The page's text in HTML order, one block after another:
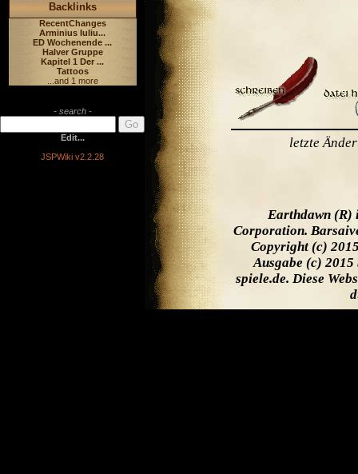
Backlinks
RecentChanges
Arminius Iuliu...
ED Wochenende ...
Halver Gruppe
Kapitel 1 Der ...
Tattoos
...and 1 more
- search -
Edit...
JSPWiki v2.2.28
letzte
Earthdawn (R)
Corporation.
Copyright (c)
Ausgabe (c) 2015
spiele.de. Diese